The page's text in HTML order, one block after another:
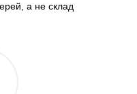
а не склад